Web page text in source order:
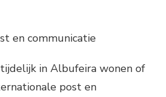
en communicatie
in Albufeira wonen of
post en